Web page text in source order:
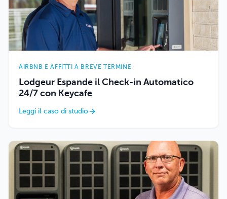
AIRBNB E AFFITTI A BREVE TERMINE
Lodgeur Espande il Check-in Automatico
24/7 con Keycafe
Leggi il caso di studio